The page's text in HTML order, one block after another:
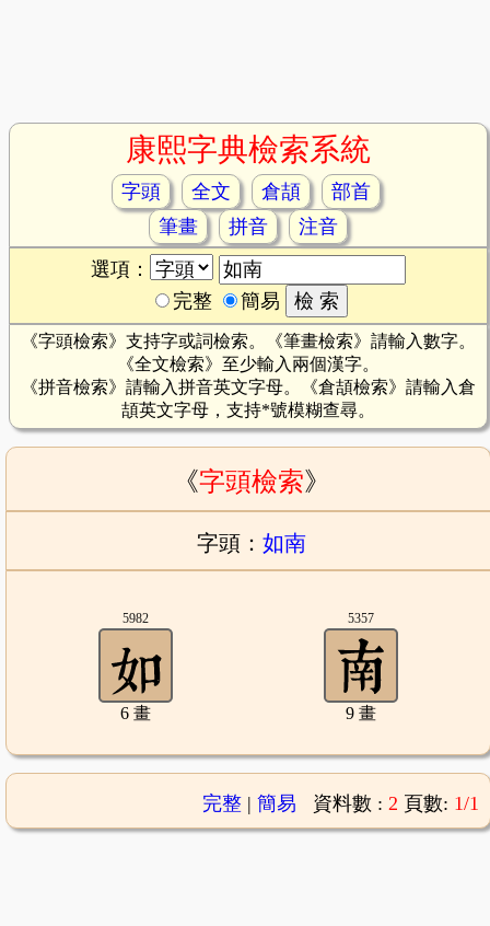
康熙字典檢索系統
字頭 全文 倉頡
部首
筆畫
拼音
注音
選項：
完整
簡易
《字頭檢索》支持字或詞檢索。《筆畫檢索》請輸入數字。
《全文檢索》至少輸入兩個漢字。
《拼音檢索》請輸入拼音英文字母。《倉頡檢索》請輸入倉
頡英文字母，支持*號模糊查尋。
《字頭檢索》
字頭： 如南
5982
6 畫
5357
9 畫
完整| 簡易 資料數 : 2 頁數: 1/1